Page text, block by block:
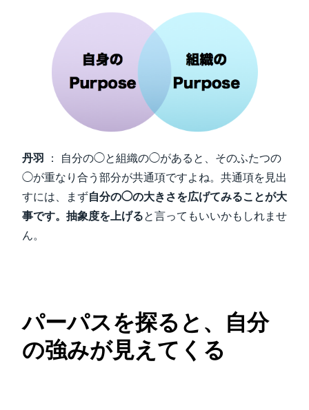
丹羽
： 自分の◯と組織の◯があると、そのふたつの
◯が重なり合う部分が共通項ですよね。共通項を見出
すには、まず自分の◯の大きさを広げてみることが大
事です。抽象度を上げると言ってもいいかもしれませ
ん。
パーパスを探ると、自分
の強みが見えてくる